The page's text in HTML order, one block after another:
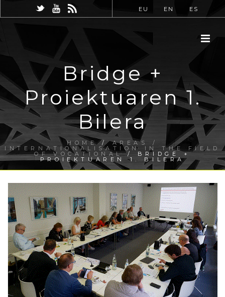
EU EN ES
Bridge +
Proiektuaren 1.
Bilera
HOME/AREAS /
INTERNATIONALISATION IN THE FIELD
OF VOCATIONAL/ BRIDGE +
PROIEKTUAREN 1. BILERA